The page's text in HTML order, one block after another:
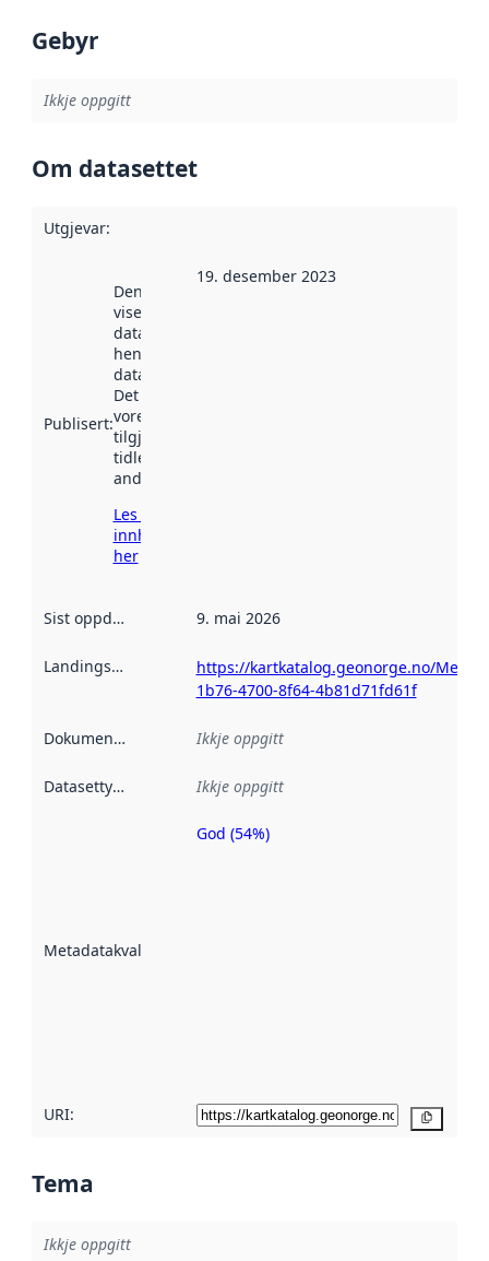
Gebyr
Ikkje oppgitt
Om datasettet
Utgjevar:
Publisert:
Denne datoen
viser når
datasettet vart
henta inn av
data.norge.no.
Det kan ha
vore
tilgjengeleg
tidlegare
andre stader.
Les meir om
innhenting
her
19. desember 2023
Sist oppdatert 9. mai 2026
Landingsside
https://kartkatalog.geonorge.no/
1b76-4700-8f64-4b81d71fd61f
Dokumentasjon Ikkje oppgitt
Datasettype Ikkje oppgitt
Metadatakvalitet
Metadatakvalitet
God (54%)
URI:
Tema
Ikkje oppgitt